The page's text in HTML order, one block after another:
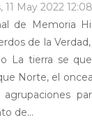
11 May 2022 12:08
de Memoria
de la
La tierra se
Norte, el
de...